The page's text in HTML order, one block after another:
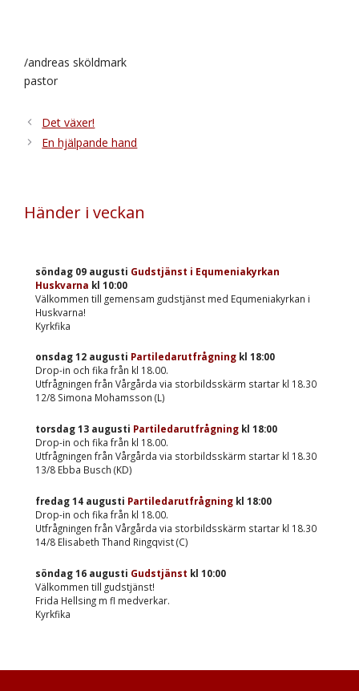
/andreas sköldmark
pastor
Det växer!
En hjälpande hand
Händer i veckan
söndag 09 augusti Gudstjänst i Equmeniakyrkan
Huskvarna kl 10:00
Välkommen till gemensam gudstjänst med Equmeniakyrkan i
Huskvarna!
Kyrkfika
onsdag 12 augusti Partiledarutfrågning kl 18:00
Drop-in och fika från kl 18.00.
Utfrågningen från Vårgårda via storbildsskärm startar kl 18.30
12/8 Simona Mohamsson (L)
torsdag 13 augusti Partiledarutfrågning kl 18:00
Drop-in och fika från kl 18.00.
Utfrågningen från Vårgårda via storbildsskärm startar kl 18.30
13/8 Ebba Busch (KD)
fredag 14 augusti Partiledarutfrågning kl 18:00
Drop-in och fika från kl 18.00.
Utfrågningen från Vårgårda via storbildsskärm startar kl 18.30
14/8 Elisabeth Thand Ringqvist (C)
söndag 16 augusti Gudstjänst kl 10:00
Välkommen till gudstjänst!
Frida Hellsing m fl medverkar.
Kyrkfika